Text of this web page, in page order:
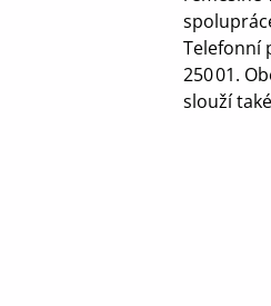
Telefonní
250 01.
slouží